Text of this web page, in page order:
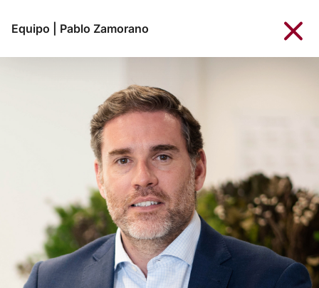
Equipo Pablo Zamorano